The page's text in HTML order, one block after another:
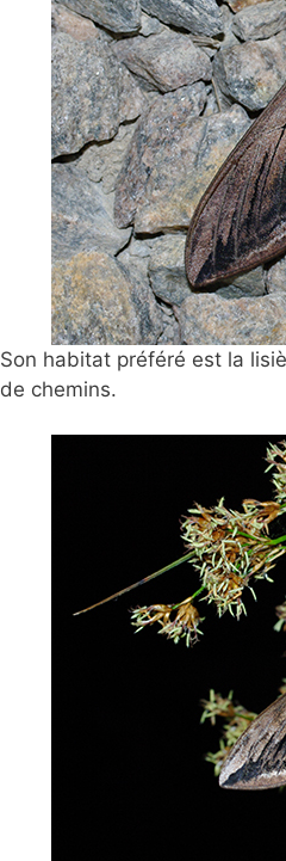
Son habitat préféré est la
de chemins.